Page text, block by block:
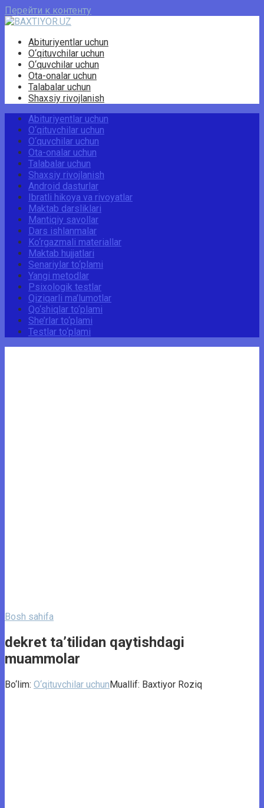
Перейти к контенту
Abituriyentlar uchun
O‘qituvchilar uchun
O‘quvchilar uchun
Ota-onalar uchun
Talabalar uchun
Shaxsiy rivojlanish
Abituriyentlar uchun
O‘qituvchilar uchun
O‘quvchilar uchun
Ota-onalar uchun
Talabalar uchun
Shaxsiy rivojlanish
Android dasturlar
Ibratli hikoya va rivoyatlar
Maktab darsliklari
Mantiqiy savollar
Dars ishlanmalar
Ko‘rgazmali materiallar
Maktab hujjatlari
Senariylar to‘plami
Yangi metodlar
Psixologik testlar
Qiziqarli ma’lumotlar
Qo‘shiqlar to‘plami
She’rlar to‘plami
Testlar to‘plami
Bosh sahifa
dekret ta’tilidan qaytishdagi
muammolar
Bo‘lim: O‘qituvchilar uchunMuallif: Baxtiyor Roziq